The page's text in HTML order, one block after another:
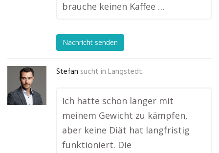
brauche keinen Kaffee …
Nachricht senden
Stefan sucht in Langstedt
Ich hatte schon länger mit
meinem Gewicht zu kämpfen,
aber keine Diät hat langfristig
funktioniert. Die